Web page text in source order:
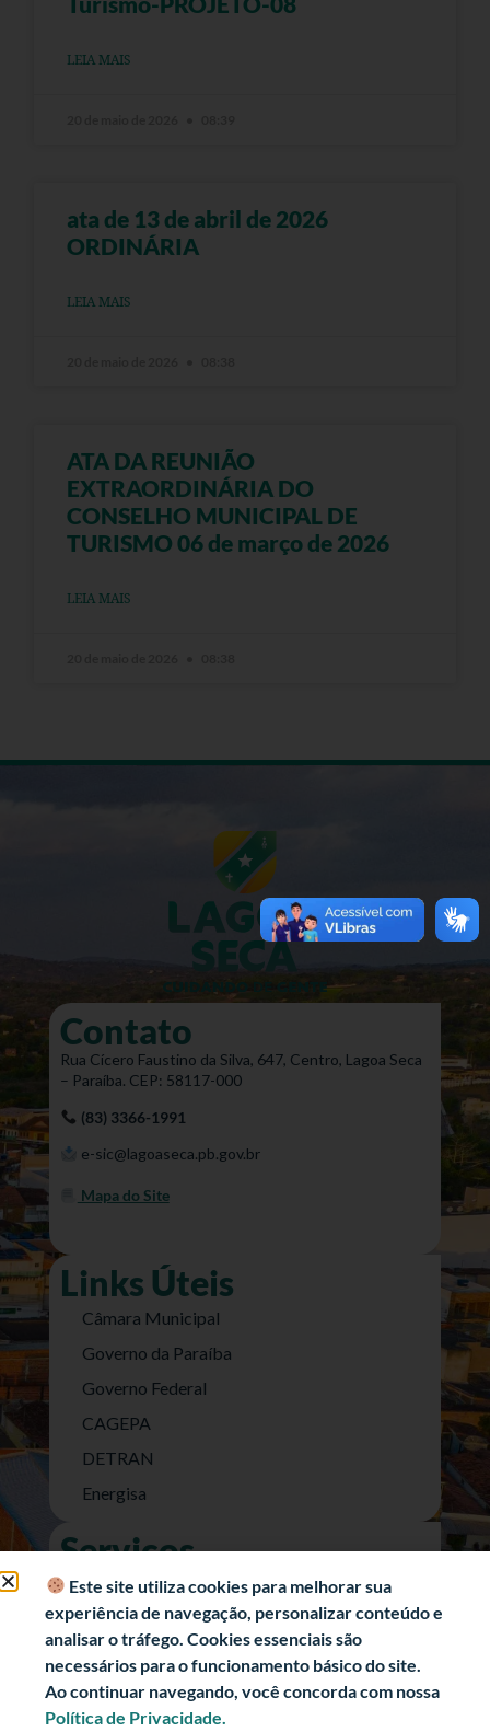
LEIA MAIS
ata de 13 de abril de 2026
ORDINÁRIA
LEIA MAIS
ATA DA REUNIÃO
EXTRAORDINÁRIA DO
CONSELHO MUNICIPAL DE
TURISMO 06 de março de 2026
LEIA MAIS
Contato
Rua Cícero Faustino da Silva, 647, Centro, Lagoa Seca
– Paraíba. CEP: 58117-000
(83) 3366-1991
e-sic@lagoaseca.pb.gov.br
Mapa do Site
Links Úteis
Câmara Municipal
Governo da Paraíba
Governo Federal
CAGEPA
DETRAN
Energisa
Serviços
Nota Fiscal Eletrônica
e-SIC (Acesso a Informação)
Transparência Fiscal
História
Informações Turísticas
Este site utiliza cookies para melhorar sua
experiência de navegação, personalizar conteúdo e
analisar o tráfego. Cookies essenciais são
necessários para o funcionamento básico do site.
Ao continuar navegando, você concorda com nossa
Política de Privacidade.